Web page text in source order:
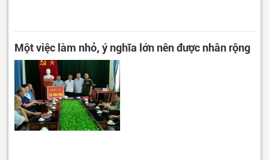
Một việc làm nhỏ, ý nghĩa lớn nên được nhân rộng